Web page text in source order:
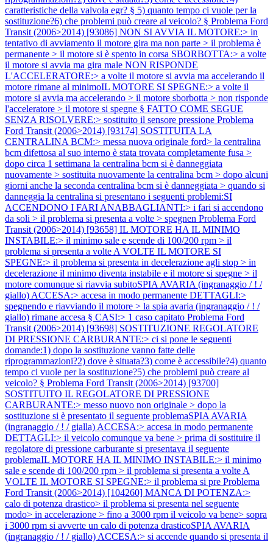
caratteristiche della valvola egr? § 5) quanto tempo ci vuole per la
sostituzione?6) che problemi può creare al veicolo? § Problema Ford
Transit (2006>2014) [93086] NON SI AVVIA IL MOTORE:> in
tentativo di avviamento il motore gira ma non parte > il problema è
permanente > il motore si è spento in corsa SBORBOTTA:> a volte
il motore si avvia ma gira male NON RISPONDE
L'ACCELERATORE:> a volte il motore si avvia ma accelerando il
motore rimane al minimoIL MOTORE SI SPEGNE:> a volte il
motore si avvia ma accelerando > il motore sborbotta > non risponde
l'acceleratore > il motore si spegne § FATTO COME SEGUE
SENZA RISOLVERE:> sostituito il sensore pressione Problema
Ford Transit (2006>2014) [93174] SOSTITUITA LA
CENTRALINA BCM:> messa nuova originale ford> la centralina
bcm difettosa al suo interno è stata trovata completamente fusa >
dopo circa 1 settimana la centralina bcm si è danneggiata
nuovamente > sostituita nuovamente la centralina bcm > dopo alcuni
giorni anche la seconda centralina bcm si è danneggiata > quando si
danneggia la centralina si presentano i seguenti problemi:SI
ACCENDONO I FARI ANABBAGLIANTI:> i fari si accendono
da soli > il problema si presenta a volte > spegnen Problema Ford
Transit (2006>2014) [93658] IL MOTORE HA IL MINIMO
INSTABILE:> il minimo sale e scende di 100/200 rpm > il
problema si presenta a volte A VOLTE IL MOTORE SI
SPEGNE:> il problema si presenta in decelerazione agli stop > in
decelerazione il minimo diventa instabile e il motore si spegne > il
motore comunque si riavvia subitoSPIA AVARIA (ingranaggio / ! /
giallo) ACCESA:> accesa in modo permanente DETTAGLI:>
spegnendo e riavviando il motore > la spia avaria (ingranaggio / ! /
giallo) rimane accesa § CASI:> 1 caso capitato Problema Ford
Transit (2006>2014) [93698] SOSTITUZIONE REGOLATORE
DI PRESSIONE CARBURANTE:> ci si pone le seguenti
domande:1) dopo la sostituzione vanno fatte delle
riprogrammazioni?2) dove è situata?3) come è accessibile?4) quanto
tempo ci vuole per la sostituzione?5) che problemi può creare al
veicolo? § Problema Ford Transit (2006>2014) [93700]
SOSTITUITO IL REGOLATORE DI PRESSIONE
CARBURANTE:> messo nuovo non originale > dopo la
sostituzione si è presentato il seguente problemaSPIA AVARIA
(ingranaggio / ! / gialla) ACCESA:> accesa in modo permanente
DETTAGLI:> il veicolo comunque va bene > prima di sostituire il
regolatore di pressione carburante si presentava il seguente
problemaIL MOTORE HA IL MINIMO INSTABILE:> il minimo
sale e scende di 100/200 rpm > il problema si presenta a volte A
VOLTE IL MOTORE SI SPEGNE:> il problema si pre Problema
Ford Transit (2006>2014) [104260] MANCA DI POTENZA:>
calo di potenza drastico> il problema si presenta nel seguente
modo> in accelerazione > fino a 3000 rpm il veicolo va bene> sopra
i 3000 rpm si avverte un calo di potenza drasticoSPIA AVARIA
(ingranaggio / ! / giallo) ACCESA:> si accende quando si presenta il